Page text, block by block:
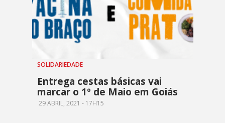
SOLIDARIEDADE
Entrega cestas básicas vai
marcar o 1º de Maio em Goiás
29 ABRIL, 2021 - 17H15